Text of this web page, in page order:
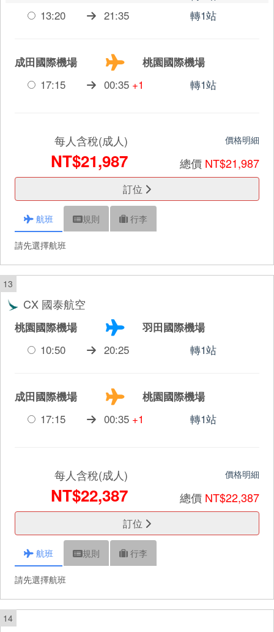
13:20
21:35 轉1站
成田國際機場
桃園國際機場
17:15
00:35 +1 轉1站
每人含稅(成人)
NT$21,987
價格明細
總價 NT$21,987
訂位
航班 規則 行李
請先選擇航班
13
CX 國泰航空
桃園國際機場
羽田國際機場
10:50
20:25 轉1站
成田國際機場
桃園國際機場
17:15
00:35 +1 轉1站
每人含稅(成人)
NT$22,387
價格明細
總價 NT$22,387
訂位
航班 規則 行李
請先選擇航班
14